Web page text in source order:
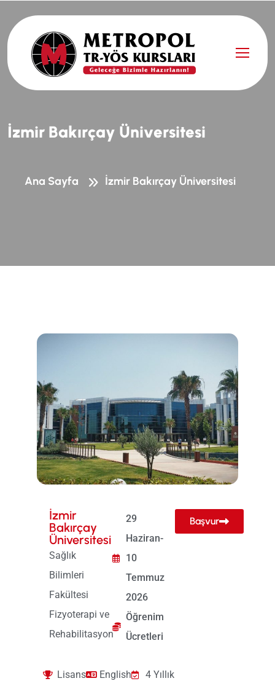
İzmir Bakırçay Üniversitesi
Ana Sayfa İzmir Bakırçay Üniversitesi
İzmir
Bakırçay
Üniversitesi
Sağlık
Bilimleri
Fakültesi
Fizyoterapi ve
Rehabilitasyon
29
Haziran-
10
Temmuz
2026
Öğrenim
Ücretleri
Başvur
Lisans English
4 Yıllık